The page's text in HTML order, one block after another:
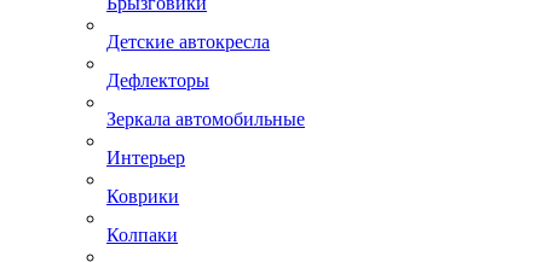
Детские автокресла
Дефлекторы
Зеркала автомобильные
Интерьер
Коврики
Колпаки